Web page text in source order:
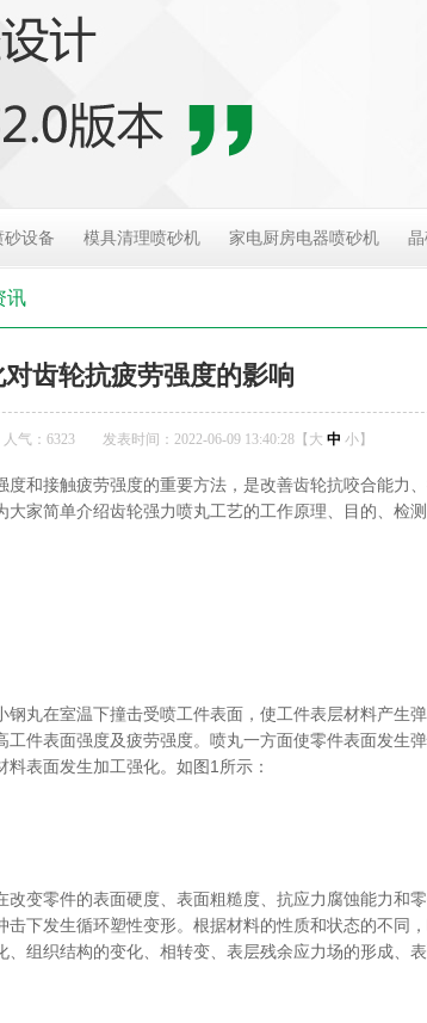
砂设备 模具清理喷砂机 家电厨房电器喷砂机
讯
齿轮抗疲劳强度的影响
人气： 6323 发表时间：2022-06-09 13:40:28【 大 中 小】
和接触疲劳强度的重要方法，是改善齿轮抗咬合能力
家简单介绍齿轮强力喷丸工艺的工作原理、目的、检
丸在室温下撞击受喷工件表面，使工件表层材料产生
件表面强度及疲劳强度。喷丸一方面使零件表面发生
表面发生加工强化。如图1所示：
变零件的表面硬度、表面粗糙度、抗应力腐蚀能力和
下发生循环塑性变形。根据材料的性质和状态的不同
组织结构的变化、相转变、表层残余应力场的形成、